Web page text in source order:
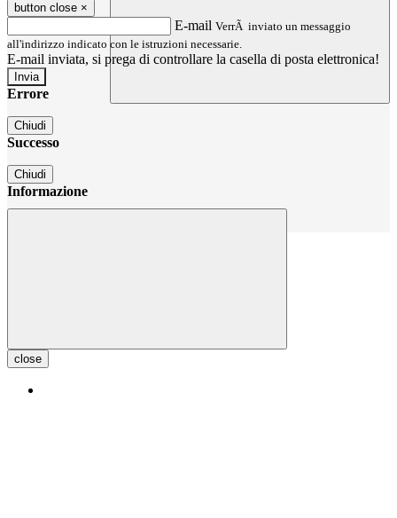
button close ×
E-mail VerrÃ inviato un messaggio
all'indirizzo indicato con le istruzioni necessarie.
E-mail inviata, si prega di controllare la casella di posta elettronica!
Errore
Chiudi
Successo
Chiudi
Informazione
close